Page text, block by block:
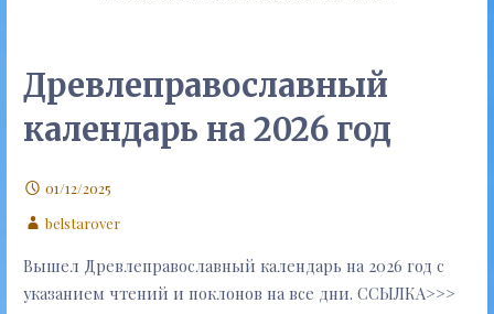
Древлеправославный
календарь на 2026 год
01/12/2025
belstarover
Вышел Древлеправославный календарь на 2026 год с
указанием чтений и поклонов на все дни. ССЫЛКА>>>